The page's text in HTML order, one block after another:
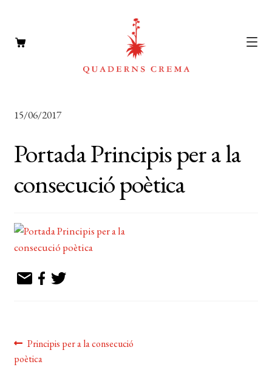
NOTÍCIES
L’EDITORIAL
DISTRIBUCIÓ
WISHLIST
15/06/2017
Portada Principis per a la
consecució poètica
Navegació
d'entrades
Entrada
anterior:
Principis per a la consecució
poètica